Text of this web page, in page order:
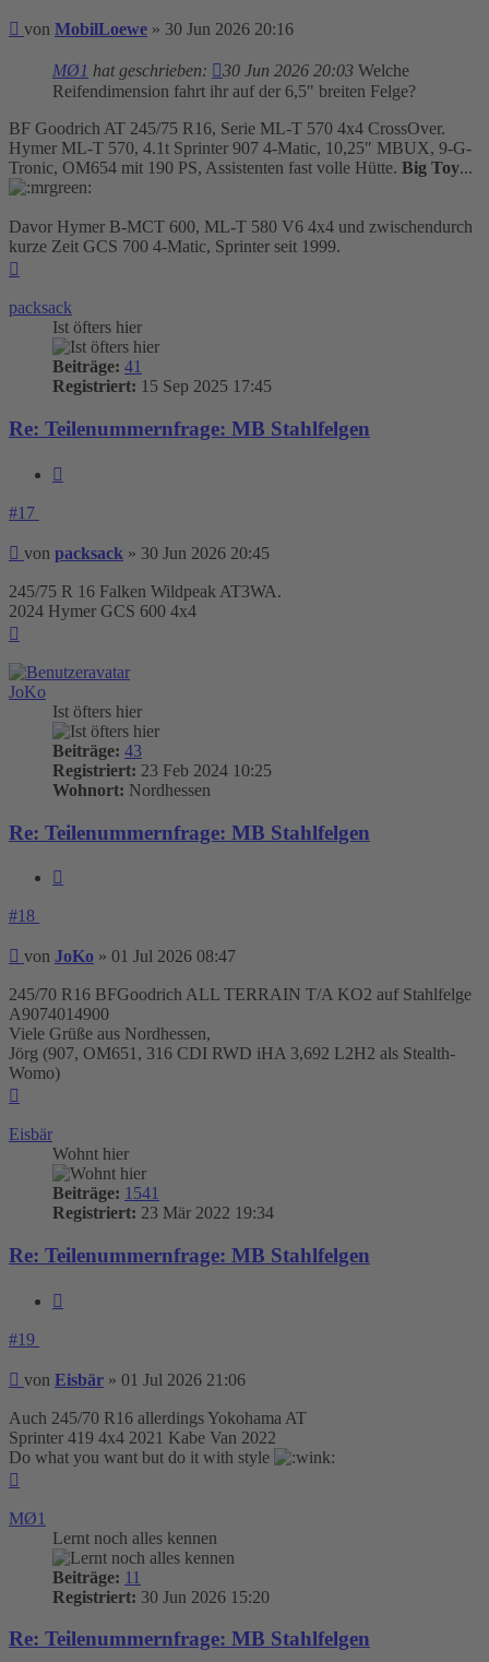
Beitrag
von MobilLoewe » 30 Jun 2026 20:16
MØ1 hat geschrieben: 30 Jun 2026 20:03 Welche
Reifendimension fahrt ihr auf der 6,5" breiten Felge?
BF Goodrich AT 245/75 R16, Serie ML-T 570 4x4 CrossOver.
Hymer ML-T 570, 4.1t Sprinter 907 4-Matic, 10,25″ MBUX, 9-G-
Tronic, OM654 mit 190 PS, Assistenten fast volle Hütte. Big Toy...
Davor Hymer B-MCT 600, ML-T 580 V6 4x4 und zwischendurch
kurze Zeit GCS 700 4-Matic, Sprinter seit 1999.
packsack
Ist öfters hier
Beiträge: 41
Registriert: 15 Sep 2025 17:45
Re: Teilenummernfrage: MB Stahlfelgen
#17
Beitrag
von packsack » 30 Jun 2026 20:45
245/75 R 16 Falken Wildpeak AT3WA.
2024 Hymer GCS 600 4x4
JoKo
Ist öfters hier
Beiträge: 43
Registriert: 23 Feb 2024 10:25
Wohnort: Nordhessen
Re: Teilenummernfrage: MB Stahlfelgen
#18
Beitrag
von JoKo » 01 Jul 2026 08:47
245/70 R16 BFGoodrich ALL TERRAIN T/A KO2 auf Stahlfelge
A9074014900
Viele Grüße aus Nordhessen,
Jörg (907, OM651, 316 CDI RWD iHA 3,692 L2H2 als Stealth-
Womo)
Eisbär
Wohnt hier
Beiträge: 1541
Registriert: 23 Mär 2022 19:34
Re: Teilenummernfrage: MB Stahlfelgen
#19
Beitrag
von Eisbär » 01 Jul 2026 21:06
Auch 245/70 R16 allerdings Yokohama AT
Sprinter 419 4x4 2021 Kabe Van 2022
Do what you want but do it with style
MØ1
Lernt noch alles kennen
Beiträge: 11
Registriert: 30 Jun 2026 15:20
Re: Teilenummernfrage: MB Stahlfelgen